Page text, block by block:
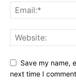
Save my name,
next time I